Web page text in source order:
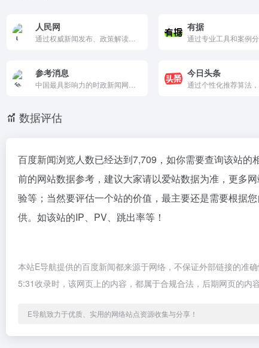
人民网 有据
参考消息 今日头条
数据评估
百度新闻浏览人数已经达到7,709，如你需要查询该站的
前的网站数据参考，建议大家请以爱站数据为准，更多
验等；当然要评估一个站的价值，最主要还是需要根据
供。如该站的IP、PV、跳出率等！
本站E导航提供的百度新闻都来源于网络，不保证外部链接的准
5:31收录时，该网页上的内容，都属于合规合法，后期网页的内
E导航致力于优质、实用的网络站点资源收集与分享！